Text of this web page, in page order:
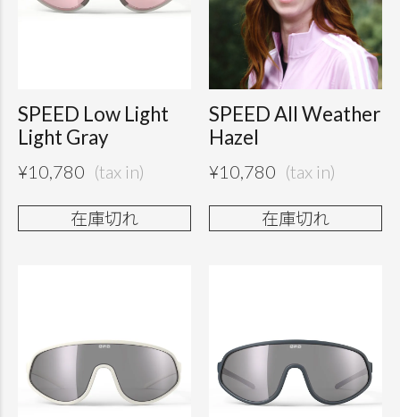
SPEED Low Light
Light Gray
¥10,780
在庫切れ
SPEED All Weather
Hazel
¥10,780
在庫切れ